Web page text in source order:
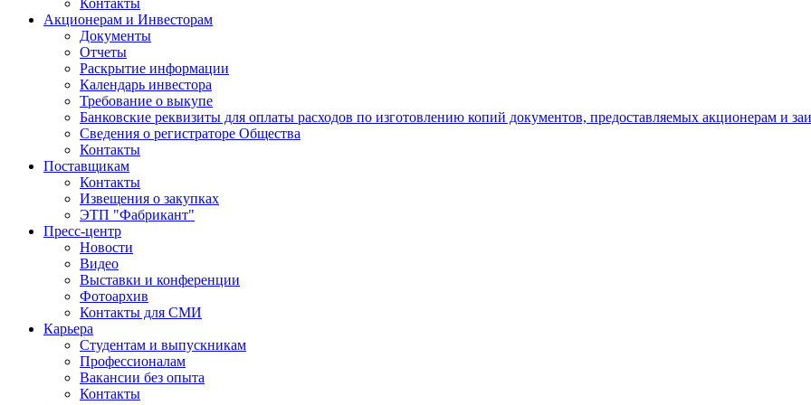
Контакты
Акционерам и Инвесторам
Документы
Отчеты
Раскрытие информации
Календарь инвестора
Требование о выкупе
Банковские реквизиты для оплаты расходов по изготовлению копий документов, предоставляемых акционерам и
Сведения о регистраторе Общества
Контакты
Поставщикам
Контакты
Извещения о закупках
ЭТП "Фабрикант"
Пресс-центр
Новости
Видео
Выставки и конференции
Фотоархив
Контакты для СМИ
Карьера
Студентам и выпускникам
Профессионалам
Вакансии без опыта
Контакты